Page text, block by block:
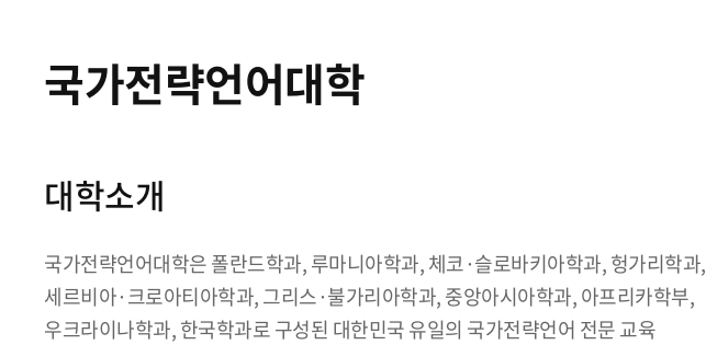
국가전략언어대학
대학소개
국가전략언어대학은 폴란드학과, 루마니아학과, 체코·슬로바키아학과, 헝가리학과,
세르비아·크로아티아학과, 그리스·불가리아학과, 중앙아시아학과, 아프리카학부,
우크라이나학과, 한국학과로 구성된 대한민국 유일의 국가전략언어 전문 교육